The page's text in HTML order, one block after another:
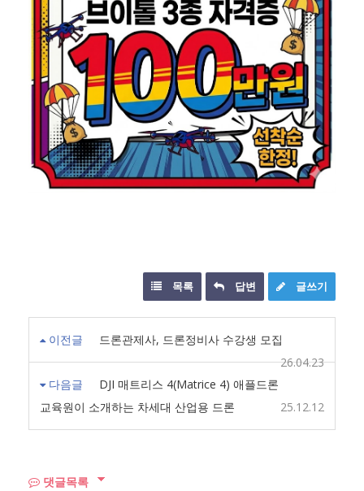
목록 답변 글쓰기
이전글
드론관제사, 드론정비사 수강생 모집
26.04.23
다음글
DJI 매트리스 4(Matrice 4) 애플드론
교육원이 소개하는 차세대 산업용 드론
25.12.12
댓글목록